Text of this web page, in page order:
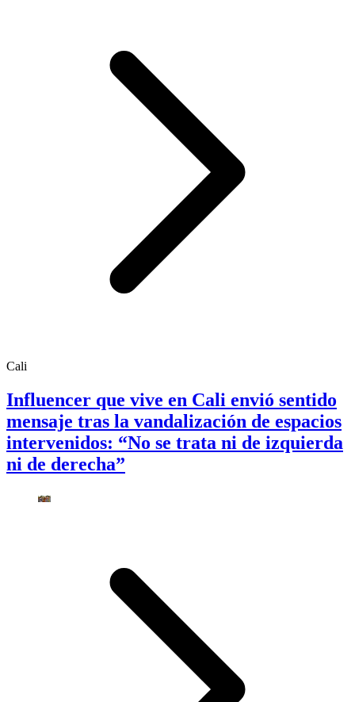
Cali
Influencer que vive en Cali envió sentido
mensaje tras la vandalización de espacios
intervenidos: “No se trata ni de izquierda
ni de derecha”